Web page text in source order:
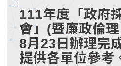
:::
111年度「政府
會」(暨廉政倫
8月23日辦理完
提供各單位參考